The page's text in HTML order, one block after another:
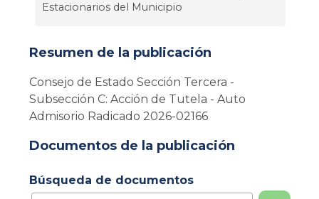
Estacionarios del Municipio
Resumen de la publicación
Consejo de Estado Sección Tercera -
Subsección C: Acción de Tutela - Auto
Admisorio Radicado 2026-02166
Documentos de la publicación
Búsqueda de documentos